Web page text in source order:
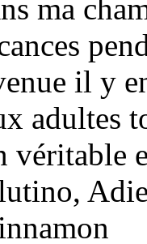
ma
il y
adultes
véritable